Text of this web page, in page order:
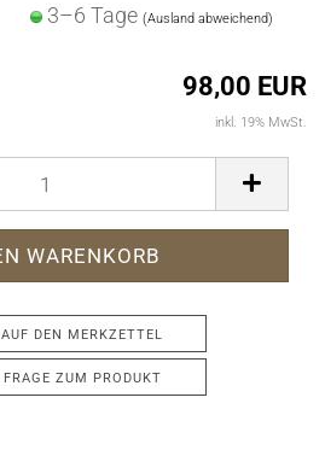
3–6 Tage(Ausland abweichend)
98,00 EUR
inkl. 19% MwSt.
AUF DEN MERKZETTEL
FRAGE ZUM PRODUKT